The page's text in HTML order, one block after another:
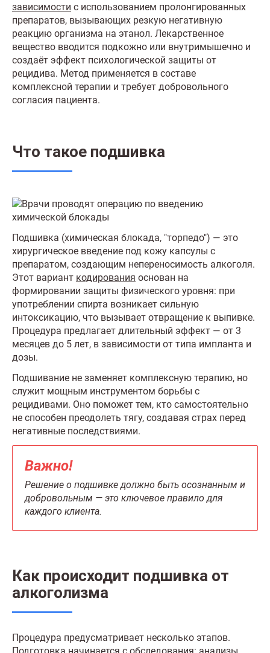
зависимости с использованием пролонгированных
препаратов, вызывающих резкую негативную
реакцию организма на этанол. Лекарственное
вещество вводится подкожно или внутримышечно и
создаёт эффект психологической защиты от
рецидива. Метод применяется в составе
комплексной терапии и требует добровольного
согласия пациента.
Что такое подшивка
Подшивка (химическая блокада, "торпедо") — это
хирургическое введение под кожу капсулы с
препаратом, создающим непереносимость алкоголя.
Этот вариант кодирования основан на
формировании защиты физического уровня: при
употреблении спирта возникает сильную
интоксикацию, что вызывает отвращение к выпивке.
Процедура предлагает длительный эффект — от 3
месяцев до 5 лет, в зависимости от типа импланта и
дозы.
Подшивание не заменяет комплексную терапию, но
служит мощным инструментом борьбы с
рецидивами. Оно поможет тем, кто самостоятельно
не способен преодолеть тягу, создавая страх перед
негативные последствиями.
Важно!
Решение о подшивке должно быть осознанным и
добровольным — это ключевое правило для
каждого клиента.
Как происходит подшивка от
алкоголизма
Процедура предусматривает несколько этапов.